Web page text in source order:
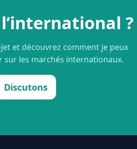
?
et découvrez comment je peux
sur les marchés internationaux.
Discutons